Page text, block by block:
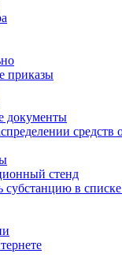
приказы
документы
стенд
субстанцию в